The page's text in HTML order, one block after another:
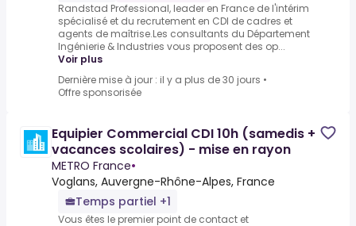
Randstad Professional, leader en France de l'intérim
spécialisé et du recrutement en CDI de cadres et
agents de maîtrise.Les consultants du Département
Ingénierie & Industries vous proposent des op...
Voir plus
Dernière mise à jour : il y a plus de 30 jours •
Offre sponsorisée
Equipier Commercial CDI 10h (samedis +
vacances scolaires) - mise en rayon
METRO France•
Voglans, Auvergne-Rhône-Alpes, France
Temps partiel +1
Vous êtes le premier point de contact et